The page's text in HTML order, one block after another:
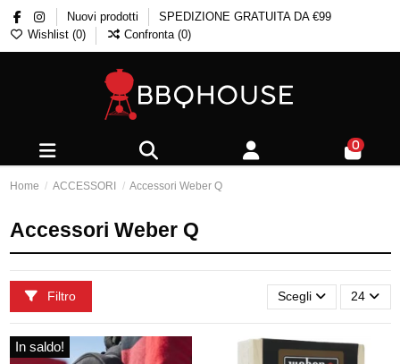
Nuovi prodotti
SPEDIZIONE GRATUITA DA €99
Wishlist (0) Confronta (0)
0
Home ACCESSORI Accessori Weber Q
Accessori Weber Q
Filtro Scegli 24
In saldo!